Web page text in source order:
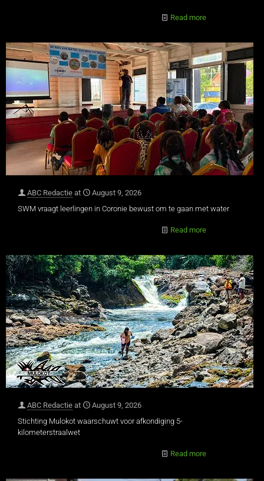
Read more
ABC Redactie at
August 9, 2026
SWM vraagt leerlingen in Coronie bewust om te gaan met water
Read more
ABC Redactie at
August 9, 2026
Stichting Mulokot waarschuwt voor afkondiging 5-
kilometerstraalwet
Read more